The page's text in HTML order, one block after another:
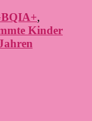
,
Kinder